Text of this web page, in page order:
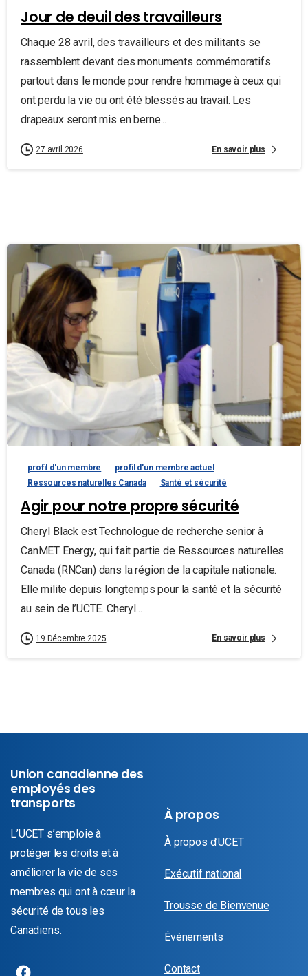
Jour de deuil des travailleurs
Chaque 28 avril, des travailleurs et des militants se
rassemblent devant des monuments commémoratifs
partout dans le monde pour rendre hommage à ceux qui
ont perdu la vie ou ont été blessés au travail. Les
drapeaux seront mis en berne...
27 avril 2026 En savoir plus
profil d'un membre
profil d'un membre actuel
Ressources naturelles Canada
Santé et sécurité
Agir pour notre propre sécurité
Cheryl Black est Technologue de recherche senior à
CanMET Energy, qui fait partie de Ressources naturelles
Canada (RNCan) dans la région de la capitale nationale.
Elle milite depuis longtemps pour la santé et la sécurité
au sein de l’UCTE. Cheryl...
19 Décembre 2025 En savoir plus
Union canadienne des
employés des
transports
L’UCET s’emploie à
protéger les droits et à
améliorer la vie de ses
membres qui ont à cœur la
sécurité de tous les
Canadiens.
À propos
À propos d’UCET
Exécutif national
Trousse de Bienvenue
Événements
Contact